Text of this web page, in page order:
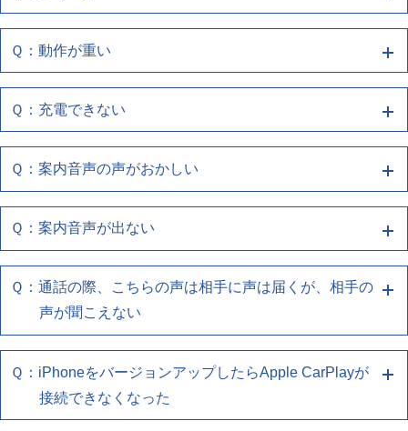
を再度登録しなおしてください
・複数の機器登録をしている場合、切り替わっていな
(無線でお使いのお客様)
・iPhoneのCarPlay設定で、ナビゲーションとの接続
を再度登録しなおしてください
・複数の機器登録をしている場合、切り替わっていな
れしやすくなります
が正しく表示されない」欄を参照ください
スマートフォンのナビアプリをご使用の場合も同様で
す
は」もご参照ください
試しください
下記の確認をお願いします
・お使いのスマートフォンの再起動をしてください
ートに正しく接続されているか確認してください
・使用しているケーブルがスマートフォン同梱品、も
い
(有線でお使いのお客様)
・Wi-FiやBluetoothが本機と接続されているかをご確
認ください
(無線でお使いのお客様)
・iPhoneのCarPlay設定で、ナビゲーションとの接続
を再度登録しなおしてください
・複数の機器登録をしている場合、切り替わっていな
Ａ４ ナビゲーションを再起動してください
エンジン(ACC)を切ってから再度起動させても同様の
症状の場合は、販売店へご相談ください
Ｑ：動作が重い
Ａ４ ナビゲーションを再起動してください
エンジン(ACC)を切ってから再度起動させても同様の
症状の場合は、販売店へご相談ください
Ｑ：充電できない
Ａ１ 端末との再接続、端末/ナビの再起動をお
試しください
下記の確認をお願いします
・お使いのスマートフォンの再起動をしてください
・使用しているケーブルがスマートフォン同梱品、も
しくはUSB認証取得済み品であるか確認してくださ
い
Ｑ：案内音声の声がおかしい
Ａ４ ナビゲーションを再起動してください
エンジン(ACC)を切ってから再度起動させても同様の
症状の場合は、販売店へご相談ください
Ｑ：案内音声が出ない
Ａ１ 端末との再接続、端末/ナビの再起動をお
試しください
・お使いのスマートフォンの再起動をしてください
・お使いのUSBケーブルがスマートフォンとUSBポ
Ｑ：通話の際、こちらの声は相手に声は届くが、相手の
声が聞こえない
Ａ１ 端末との再接続、端末/ナビの再起動をお
試しください
Ｑ：iPhoneをバージョンアップしたらApple CarPlayが
接続できなくなった